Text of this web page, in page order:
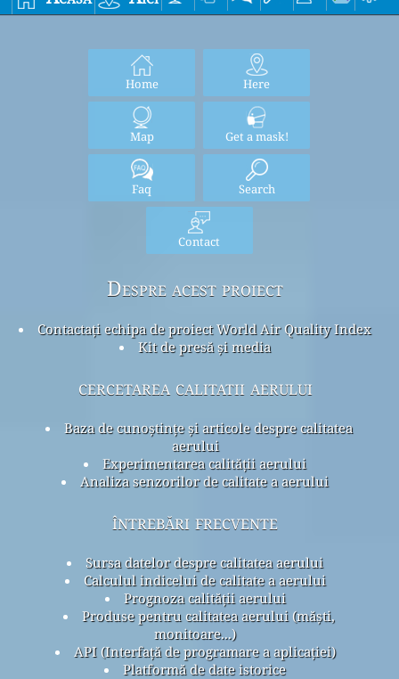
Home Here
Map Get a mask!
Faq Search
Contact
Despre acest proiect
Contactați echipa de proiect World Air Quality Index
Kit de presă și media
cercetarea calitatii aerului
Baza de cunoștințe și articole despre calitatea
aerului
Experimentarea calității aerului
Analiza senzorilor de calitate a aerului
întrebări frecvente
Sursa datelor despre calitatea aerului
Calculul indicelui de calitate a aerului
Prognoza calității aerului
Produse pentru calitatea aerului (măști,
monitoare...)
API (Interfață de programare a aplicației)
Platformă de date istorice